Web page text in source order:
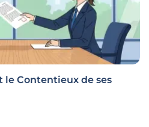
le Contentieux de ses